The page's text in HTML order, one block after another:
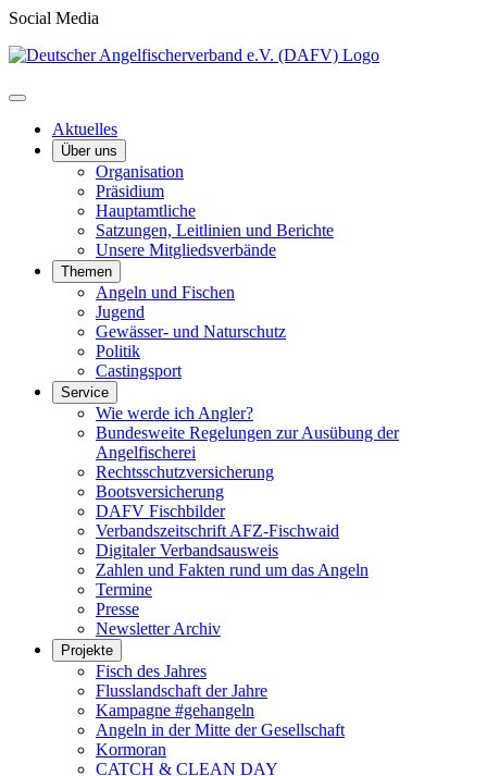
Social Media
Aktuelles
Über uns
Organisation
Präsidium
Hauptamtliche
Satzungen, Leitlinien und Berichte
Unsere Mitgliedsverbände
Themen
Angeln und Fischen
Jugend
Gewässer- und Naturschutz
Politik
Castingsport
Service
Wie werde ich Angler?
Bundesweite Regelungen zur Ausübung der
Angelfischerei
Rechtsschutzversicherung
Bootsversicherung
DAFV Fischbilder
Verbandszeitschrift AFZ-Fischwaid
Digitaler Verbandsausweis
Zahlen und Fakten rund um das Angeln
Termine
Presse
Newsletter Archiv
Projekte
Fisch des Jahres
Flusslandschaft der Jahre
Kampagne #gehangeln
Angeln in der Mitte der Gesellschaft
Kormoran
CATCH & CLEAN DAY